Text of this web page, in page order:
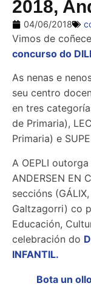
2018,
04/06/2018
Vimos de
concurso do
As nenas e
seu centro
en tres
de Primaria),
Primaria) e
A OEPLI
ANDERSEN EN
seccións
Galtzagorri) co
Educación,
celebración do
INFANTIL.
Bota un